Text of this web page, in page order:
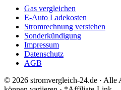
Gas vergleichen
E-Auto Ladekosten
Stromrechnung verstehen
Sonderkündigung
Impressum
Datenschutz
AGB
© 2026 stromvergleich-24.de · Alle